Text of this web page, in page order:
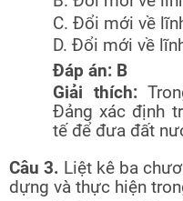
C. Đổi mới về
D. Đổi mới về
Đáp án: B
Giải thích:
Đảng xác định
tế để đưa đất
Câu 3. Liệt kê ba
dựng và thực hiện